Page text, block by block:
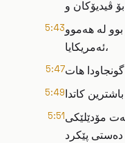
ڤیدیۆکان و
5:43بوو لە هەموو
ئەمریکایا،
5:47
5:49
5:51مۆدێلێکی